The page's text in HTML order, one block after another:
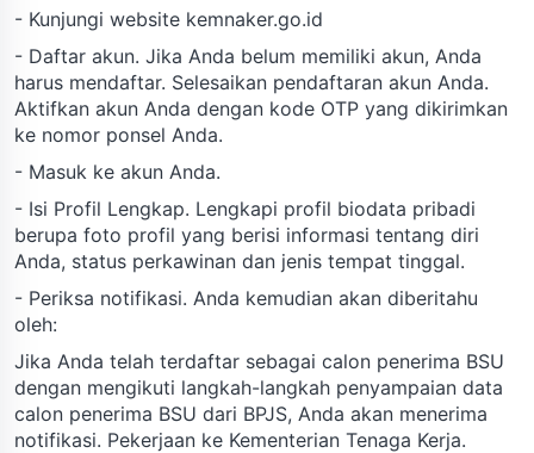
- Kunjungi website kemnaker.go.id
- Daftar akun. Jika Anda belum memiliki akun, Anda
harus mendaftar. Selesaikan pendaftaran akun Anda.
Aktifkan akun Anda dengan kode OTP yang dikirimkan
ke nomor ponsel Anda.
- Masuk ke akun Anda.
- Isi Profil Lengkap. Lengkapi profil biodata pribadi
berupa foto profil yang berisi informasi tentang diri
Anda, status perkawinan dan jenis tempat tinggal.
- Periksa notifikasi. Anda kemudian akan diberitahu
oleh:
Jika Anda telah terdaftar sebagai calon penerima BSU
dengan mengikuti langkah-langkah penyampaian data
calon penerima BSU dari BPJS, Anda akan menerima
notifikasi. Pekerjaan ke Kementerian Tenaga Kerja.